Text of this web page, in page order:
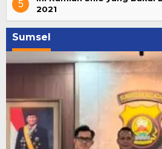
5
2021
Sumsel